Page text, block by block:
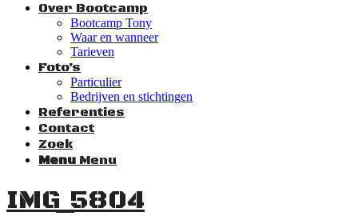
Over Bootcamp
Bootcamp Tony
Waar en wanneer
Tarieven
Foto’s
Particulier
Bedrijven en stichtingen
Referenties
Contact
Zoek
Menu Menu
IMG_5804